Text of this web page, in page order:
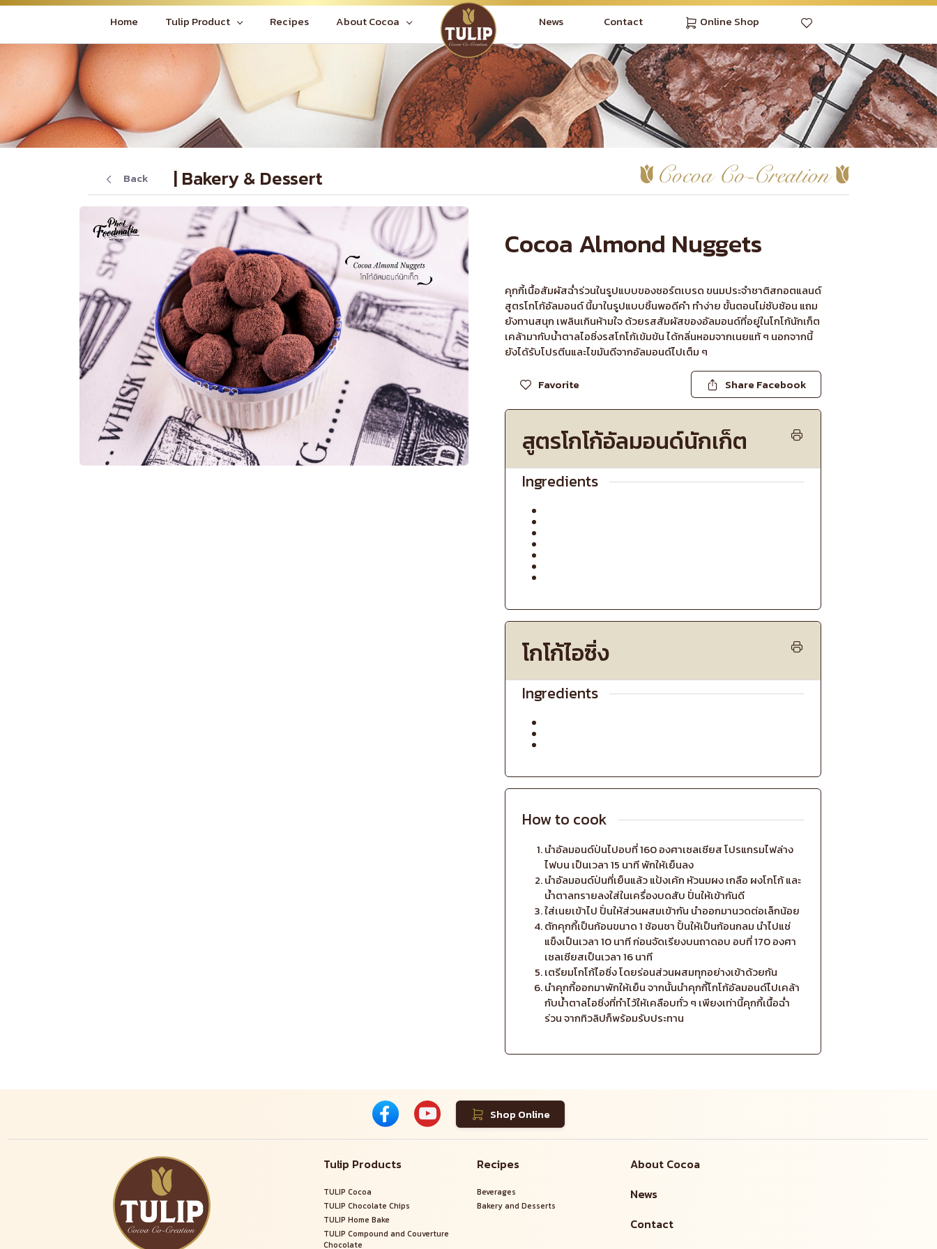
Home Tulip Product Recipes About Cocoa News Contact Online Shop
Back | Bakery & Dessert
Cocoa Almond Nuggets
คุกกี้เนื้อสัมผัสฉ่ำร่วนในรูปแบบของชอร์ตเบรด ขนมประจำชาติสกอตแลนด์
สูตรโกโก้อัลมอนด์ นี้มาในรูปแบบชิ้นพอดีคำ ทำง่าย ขั้นตอนไม่ซับซ้อน แถม
ยังทานสนุก เพลินเกินห้ามใจ ด้วยรสสัมผัสของอัลมอนด์ที่อยู่ในโกโก้นักเก็ต
เคล้ามากับน้ำตาลไอซิ่งรสโกโก้เข้มข้น ได้กลิ่นหอมจากเนยแท้ ๆ นอกจากนี้
ยังได้รับโปรตีนและไขมันดีจากอัลมอนด์ไปเต็ม ๆ
Favorite Share Facebook
สูตรโกโก้อัลมอนด์นักเก็ต
Ingredients
โกโก้ไอซิ่ง
Ingredients
How to cook
นำอัลมอนด์ป่นไปอบที่ 160 องศาเซลเซียส โปรแกรมไฟล่าง
ไฟบน เป็นเวลา 15 นาที พักให้เย็นลง
นำอัลมอนด์ป่นที่เย็นแล้ว แป้งเค้ก หัวนมผง เกลือ ผงโกโก้ และ
น้ำตาลทรายลงใส่ในเครื่องบดสับ ปั่นให้เข้ากันดี
ใส่เนยเข้าไป ปั่นให้ส่วนผสมเข้ากัน นำออกมานวดต่อเล็กน้อย
ตักคุกกี้เป็นก้อนขนาด 1 ช้อนชา ปั้นให้เป็นก้อนกลม นำไปแช่
แข็งเป็นเวลา 10 นาที ก่อนจัดเรียงบนถาดอบ อบที่ 170 องศา
เซลเซียสเป็นเวลา 16 นาที
เตรียมโกโก้ไอซิ่ง โดยร่อนส่วนผสมทุกอย่างเข้าด้วยกัน
นำคุกกี้ออกมาพักให้เย็น จากนั้นนำคุกกี้โกโก้อัลมอนด์ไปเคล้า
กับน้ำตาลไอซิ่งที่ทำไว้ให้เคลือบทั่ว ๆ เพียงเท่านี้คุกกี้เนื้อฉ่ำ
ร่วน จากทิวลิปก็พร้อมรับประทาน
Shop Online
Tulip Products
TULIP Cocoa
TULIP Chocolate Chips
TULIP Home Bake
TULIP Compound and Couverture
Chocolate
Recipes
Beverages
Bakery and Desserts
About Cocoa
News
Contact